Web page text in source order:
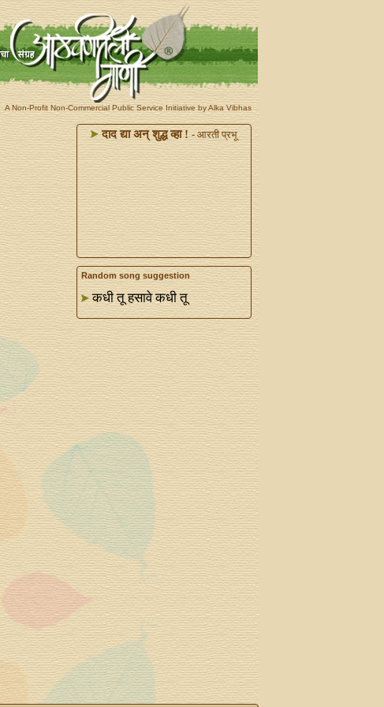
A Non-Profit Non-Commercial Public Service Initiative by Alka Vibhas
दाद द्या अन्‌ शुद्ध व्हा ! - आरती प्रभू
Random song suggestion
कधी तू हसावे कधी तू